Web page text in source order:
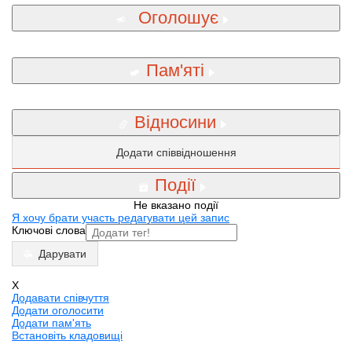
Оголошує
Пам'яті
Відносини
Додати співвідношення
Події
Не вказано події
Я хочу брати участь редагувати цей запис
Ключові слова
Дарувати
X
Додавати співчуття
Додати оголосити
Додати пам'ять
Встановіть кладовищі